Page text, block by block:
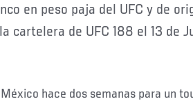
cartelera de UFC 188 el 13 de
hace dos semanas para un